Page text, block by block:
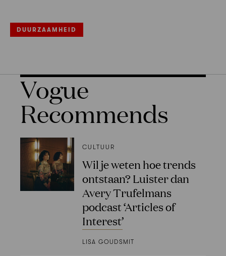
DUURZAAMHEID
Vogue
Recommends
CULTUUR
Wil je weten hoe trends
ontstaan? Luister dan
Avery Trufelmans
podcast ‘Articles of
Interest’
LISA GOUDSMIT